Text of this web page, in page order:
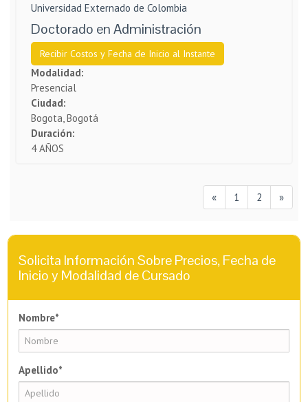
Universidad Externado de Colombia
Doctorado en Administración
Recibir Costos y Fecha de Inicio al Instante
Modalidad:
Presencial
Ciudad:
Bogota, Bogotá
Duración:
4 AÑOS
« 1 2 »
Solicita Información Sobre Precios, Fecha de
Inicio y Modalidad de Cursado
Nombre*
Apellido*